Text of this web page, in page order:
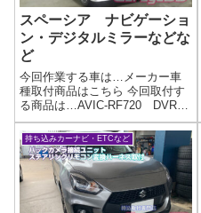
スペーシア ナビゲーショ
ン・デジタルミラーなどな
ど
今回作業する車は…メーカー車
種取付商品はこちら 今回取付す
る商品は…AVIC-RF720 DVR-
DM1000A などオーディオ関係
色々作業写真🎶✨**ナビ持ち込み
大歓迎！**✨🎶他店で断られた取
り付けも…もしかしたらウチな
らできるかも⁉🚗...
持ち込みカーナビ・ETCなど